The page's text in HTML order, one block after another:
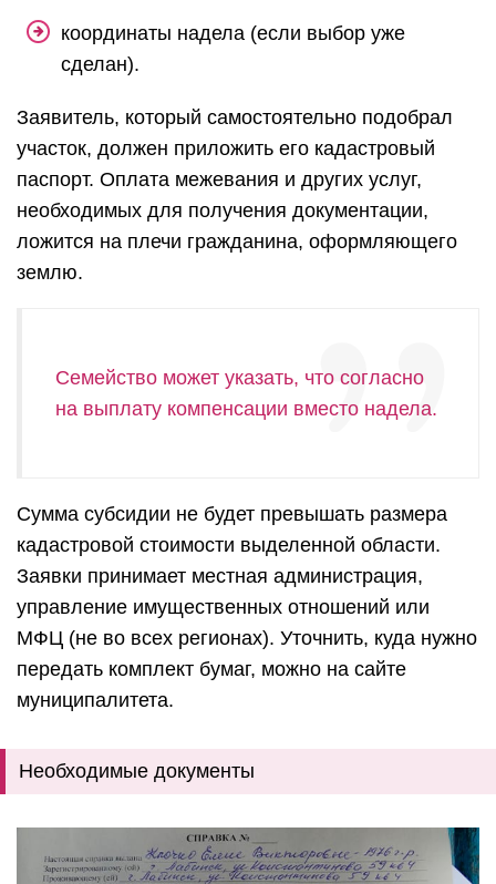
координаты надела (если выбор уже
сделан).
Заявитель, который самостоятельно подобрал
участок, должен приложить его кадастровый
паспорт. Оплата межевания и других услуг,
необходимых для получения документации,
ложится на плечи гражданина, оформляющего
землю.
Семейство может указать, что согласно
на выплату компенсации вместо надела.
Сумма субсидии не будет превышать размера
кадастровой стоимости выделенной области.
Заявки принимает местная администрация,
управление имущественных отношений или
МФЦ (не во всех регионах). Уточнить, куда нужно
передать комплект бумаг, можно на сайте
муниципалитета.
Необходимые документы